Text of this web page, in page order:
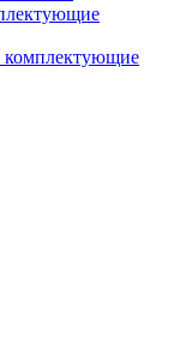
комплектующие